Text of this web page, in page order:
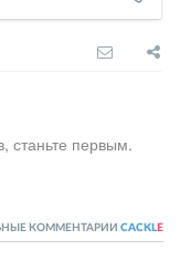
станьте первым.
КОММЕНТАРИИ CACKL E